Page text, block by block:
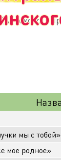
мы с тобой»
мое родное»